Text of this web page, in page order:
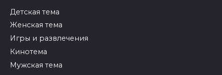
Детская тема
Женская тема
Игры и развлечения
Кинотема
Мужская тема